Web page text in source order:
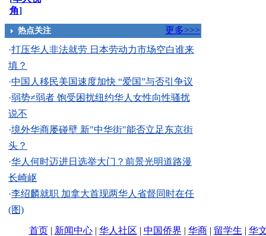
角]
热点关注
更多>>>
·打压华人非法就劳 日本劳动力市场空白谁来
填？
·中国人移民美国速度加快 “爱国”与否引争议
·弱势≠弱者 饱受困扰纽约华人女性向性骚扰
说不
·境外华商屡碰壁 新"中华街"能否立足东京街
头？
·华人何时迈进日选举大门？前景光明道路漫
长崎岖
·李绍麟就职 加拿大首现两华人省督同时在任
(图)
首页| 新闻中心| 华人社区 | 中国侨界 | 华商| 留学生 | 华